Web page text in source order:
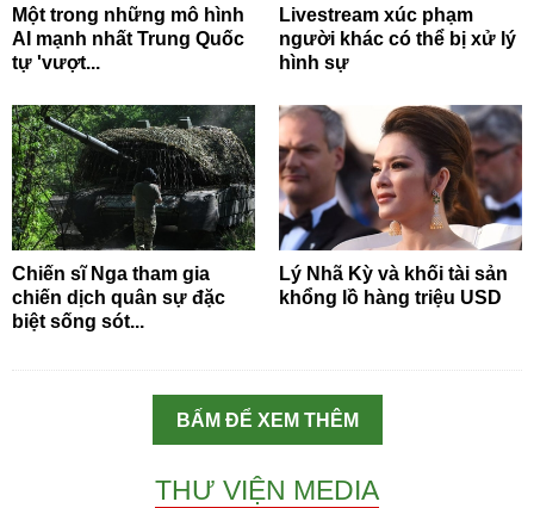
Một trong những mô hình
AI mạnh nhất Trung Quốc
tự 'vượt...
Livestream xúc phạm
người khác có thể bị xử lý
hình sự
Chiến sĩ Nga tham gia
chiến dịch quân sự đặc
biệt sống sót...
Lý Nhã Kỳ và khối tài sản
khổng lồ hàng triệu USD
BẤM ĐỂ XEM THÊM
THƯ VIỆN MEDIA